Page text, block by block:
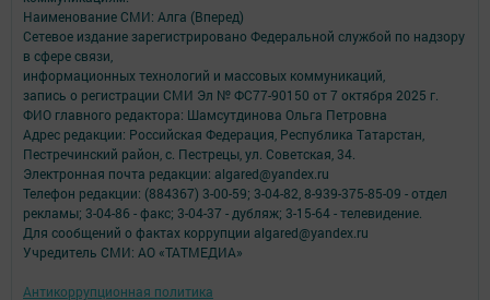
Наименование СМИ: Алга (Вперед)
Сетевое издание зарегистрировано Федеральной службой по надзору
в сфере связи,
информационных технологий и массовых коммуникаций,
запись о регистрации СМИ Эл № ФС77-90150 от 7 октября 2025 г.
ФИО главного редактора: Шамсутдинова Ольга Петровна
Адрес редакции: Российская Федерация, Республика Татарстан,
Пестречинский район, с. Пестрецы, ул. Советская, 34.
Электронная почта редакции: algared@yandex.ru
Телефон редакции: (884367) 3-00-59; 3-04-82, 8-939-375-85-09 - отдел
рекламы; 3-04-86 - факс; 3-04-37 - дубляж; 3-15-64 - телевидение.
Для сообщений о фактах коррупции algared@yandex.ru
Учредитель СМИ: АО «ТАТМЕДИА»
Антикоррупционная политика